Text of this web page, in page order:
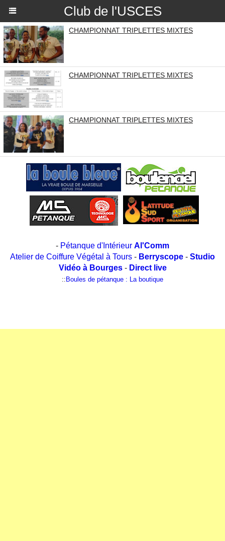
Club de l'USCES
CHAMPIONNAT TRIPLETTES MIXTES
CHAMPIONNAT TRIPLETTES MIXTES
CHAMPIONNAT TRIPLETTES MIXTES
- Pétanque d'Intérieur Al'Comm
Atelier de Coiffure Végétal à Tours - Berryscope - Studio
Vidéo à Bourges- Direct live
:: Boules de pétanque : La boutique